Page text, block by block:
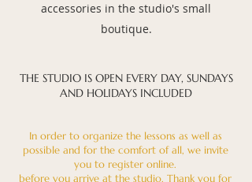
accessories in the studio's small
boutique.
THE STUDIO IS OPEN EVERY DAY, SUNDAYS
AND HOLIDAYS INCLUDED
In order to organize the lessons as well as
possible and for the comfort of all, we invite
you to register online.
before you arrive at the studio. Thank you for